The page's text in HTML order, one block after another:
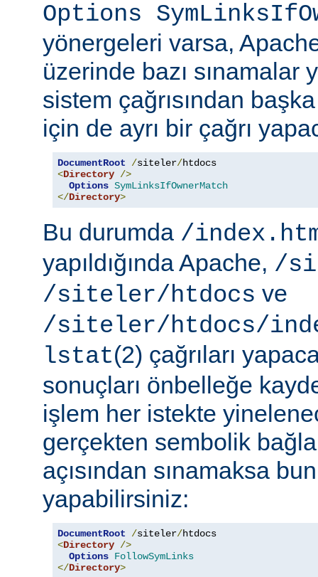
Options
yönergeleri varsa,
üzerinde bazı sınamalar
sistem çağrısından
için de ayrı bir çağrı
DocumentRoot /siteler/
<Directory />
Options SymLinksIfOwnerMatch
</Directory>
Bu durumda /
yapıldığında Apache, /
/siteler/htdocs ve
/siteler/htdocs/
lstat(2) çağrıları
sonuçları önbelleğe
işlem her istekte
gerçekten sembolik
açısından sınamaksa
yapabilirsiniz:
DocumentRoot /siteler/
<Directory />
Options FollowSymLinks
</Directory>